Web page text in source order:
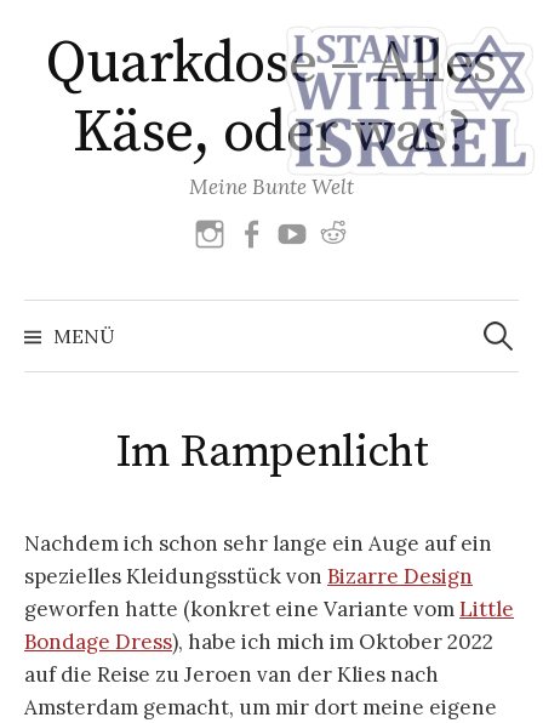
Inhalt
überspringen
Quarkdose – Alles
Käse, oder was?
Meine Bunte Welt
InstagramFacebook
YouTube
MENÜ
Suchen
nach:
Im Rampenlicht
Nachdem ich schon sehr lange ein Auge auf ein
spezielles Kleidungsstück von Bizarre Design
geworfen hatte (konkret eine Variante vomLittle
Bondage Dress), habe ich mich im Oktober 2022
auf die Reise zu Jeroen van der Klies nach
Amsterdam gemacht, um mir dort meine eigene